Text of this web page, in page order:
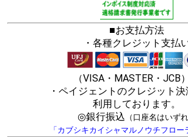
■お支払方法
・各種クレジット支払
（VISA・MASTER・JCB
・ペイジェントのクレジット
利用しております。
◎銀行振込 （口座名はいず
「カブシキカイシャマルノウチフロー